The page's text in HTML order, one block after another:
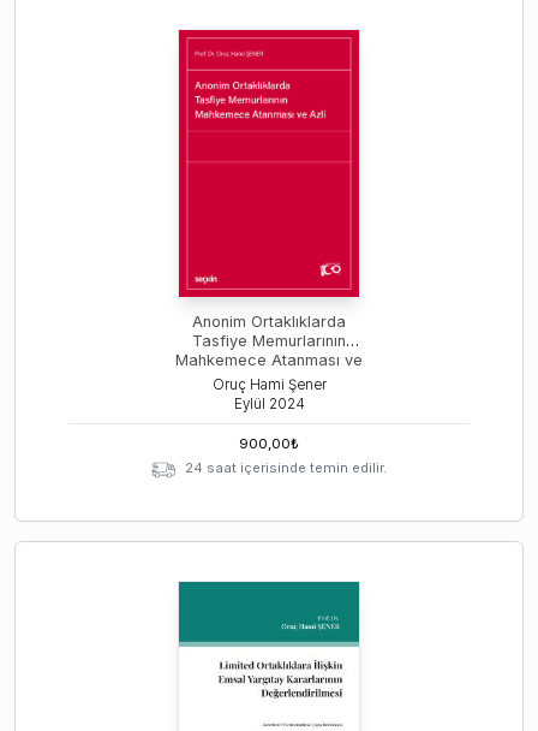
Anonim Ortaklıklarda
Tasfiye Memurlarının
Mahkemece Atanması ve
Azli
Oruç Hami Şener
Eylül 2024
900,00₺
24 saat içerisinde temin edilir.